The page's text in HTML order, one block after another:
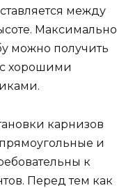
между
Максимально
можно получить
хорошими
карнизов
и
к
Перед тем как